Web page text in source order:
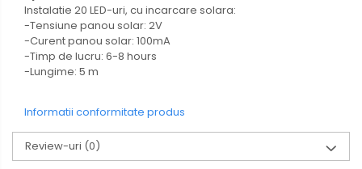
Instalatie 20 LED-uri, cu incarcare solara:
-Tensiune panou solar: 2V
-Curent panou solar: 100mA
-Timp de lucru: 6-8 hours
-Lungime: 5 m
Informatii conformitate produs
Review-uri (0)